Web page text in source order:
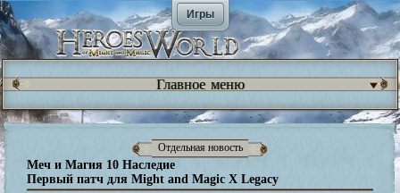
Игры
Главное меню
Отдельная новость
Меч и Магия 10 Наследие
Первый патч для Might and Magic X Legacy